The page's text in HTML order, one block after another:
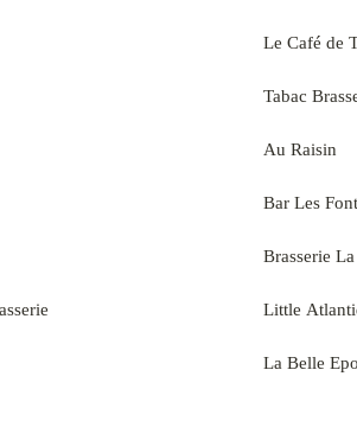
Le Café de
Tabac
Au Raisin
Bar Les
Brasserie
Little
La Belle